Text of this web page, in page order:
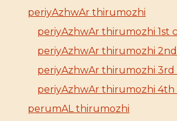
periyAzhwAr thirumozhi
periyAzhwAr thirumozhi 1st
periyAzhwAr thirumozhi
periyAzhwAr thirumozhi
periyAzhwAr thirumozhi
perumAL thirumozhi